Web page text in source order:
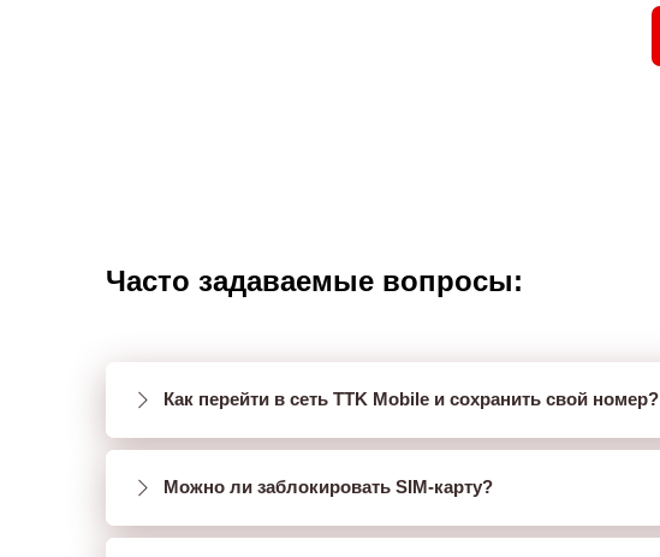
Часто задаваемые вопросы:
Как перейти в сеть TTK Mobile и сохранить свой номер?
Можно ли заблокировать SIM-карту?